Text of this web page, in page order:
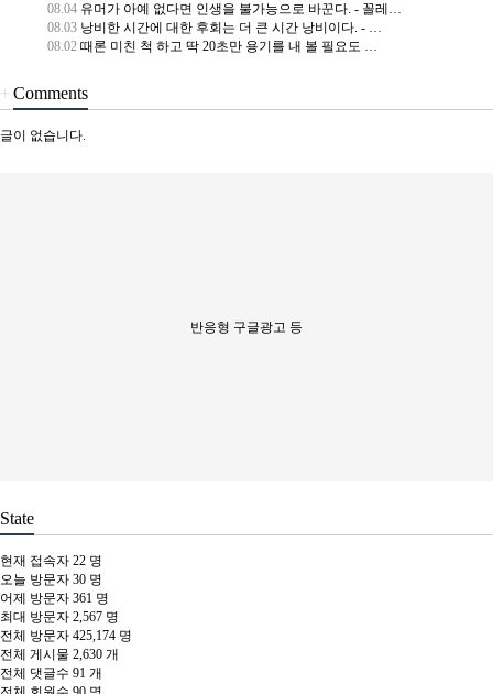
08.04 유머가 아예 없다면 인생을 불가능으로 바꾼다. - 꼴레…
08.03 낭비한 시간에 대한 후회는 더 큰 시간 낭비이다. - …
08.02 때론 미친 척 하고 딱 20초만 용기를 내 볼 필요도 …
+ Comments
글이 없습니다.
반응형 구글광고 등
State
현재 접속자 22 명
오늘 방문자 30 명
어제 방문자 361 명
최대 방문자 2,567 명
전체 방문자 425,174 명
전체 게시물 2,630 개
전체 댓글수 91 개